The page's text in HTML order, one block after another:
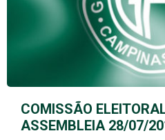
COMISSÃO
ASSEMBLEIA 28/07/